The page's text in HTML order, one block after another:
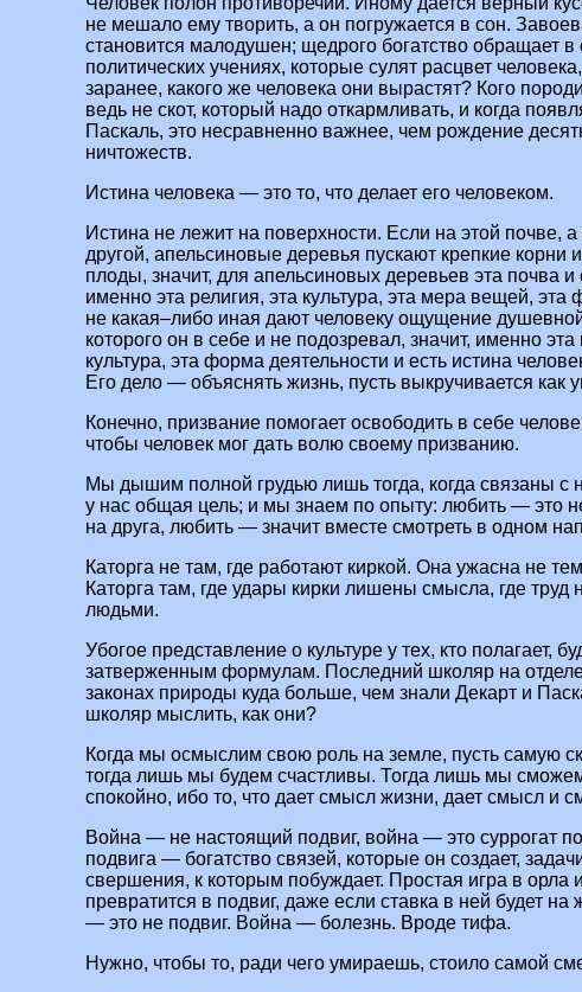
не мешало ему творить, а он погружается в сон.
становится малодушен; щедрого богатство обращает в
политических учениях, которые сулят расцвет
заранее, какого же человека они вырастят? Кого
ведь не скот, который надо откармливать, и когда
Паскаль, это несравненно важнее, чем рождение
ничтожеств.
Истина человека — это то, что делает его человеком.
Истина не лежит на поверхности. Если на этой почве,
другой, апельсиновые деревья пускают крепкие корни
плоды, значит, для апельсиновых деревьев эта почва и
именно эта религия, эта культура, эта мера вещей, эта
не какая–либо иная дают человеку ощущение
которого он в себе и не подозревал, значит, именно
культура, эта форма деятельности и есть истина
Его дело — объяснять жизнь, пусть выкручивается как
Конечно, призвание помогает освободить в себе
чтобы человек мог дать волю своему призванию.
Мы дышим полной грудью лишь тогда, когда связаны с
у нас общая цель; и мы знаем по опыту: любить — это
на друга, любить — значит вместе смотреть в одном
Каторга не там, где работают киркой. Она ужасна не
Каторга там, где удары кирки лишены смысла, где труд
людьми.
Убогое представление о культуре у тех, кто полагает,
затверженным формулам. Последний школяр на
законах природы куда больше, чем знали Декарт и
школяр мыслить, как они?
Когда мы осмыслим свою роль на земле, пусть самую
тогда лишь мы будем счастливы. Тогда лишь мы
спокойно, ибо то, что дает смысл жизни, дает смысл и
Война — не настоящий подвиг, война — это суррогат
подвига — богатство связей, которые он создает,
свершения, к которым побуждает. Простая игра в орла
превратится в подвиг, даже если ставка в ней будет
— это не подвиг. Война — болезнь. Вроде тифа.
Нужно, чтобы то, ради чего умираешь, стоило самой